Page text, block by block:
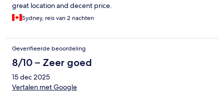
great location and decent price.
Sydney, reis van 2 nachten
Geverifieerde beoordeling
8/10 – Zeer goed
15 dec 2025
Vertalen met Google